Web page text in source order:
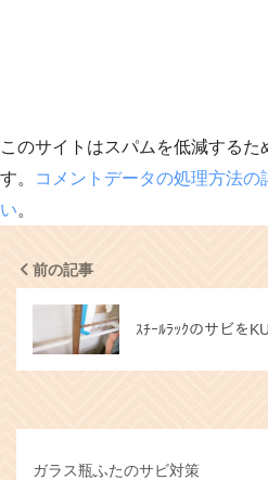
このサイトはスパムを低減するた
す。
コメントデータの処理方法の
い。
前の記事
ｽﾁｰﾙﾗｯｸのサビを
ガラス瓶ふたのサビ対策